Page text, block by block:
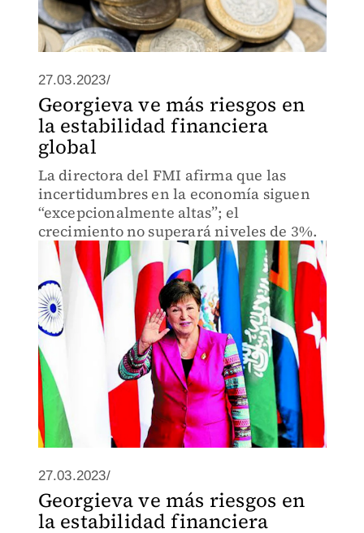
27.03.2023/
Georgieva ve más riesgos en
la estabilidad financiera
global
La directora del FMI afirma que las
incertidumbres en la economía siguen
“excepcionalmente altas”; el
crecimiento no superará niveles de 3%.
27.03.2023/
Georgieva ve más riesgos en
la estabilidad financiera